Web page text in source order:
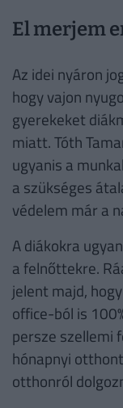
El merjem
Az idei nyáron
hogy vajon
gyerekeket
miatt. Tóth
ugyanis a
a szükséges
védelem már a
A diákokra
a felnőttekre.
jelent majd,
office-ból is
persze szellemi
hónapnyi
otthonról